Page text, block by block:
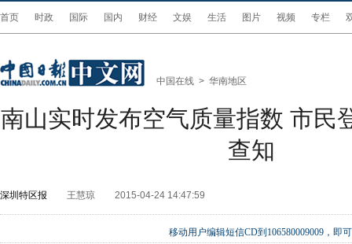
首页 时政 国际 国内 财经 文娱 生活 图片 视频 专栏
中国在线 > 华南地区
南山实时发布空气质量指数 市民
查知
深圳特区报 王慧琼 2015-04-24 14:47:59
移动用户编辑短信CD到106580009009，即